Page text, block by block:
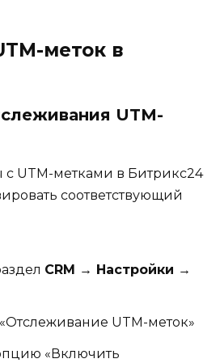
меток в
UTM-
с UTM-метками в Битрикс24
соответствующий
CRM → Настройки →
UTM-меток»
«Включить